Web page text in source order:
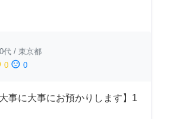
代 / 東京都
0 sentiment_dissatisfied 0
事に大事にお預かりします】1